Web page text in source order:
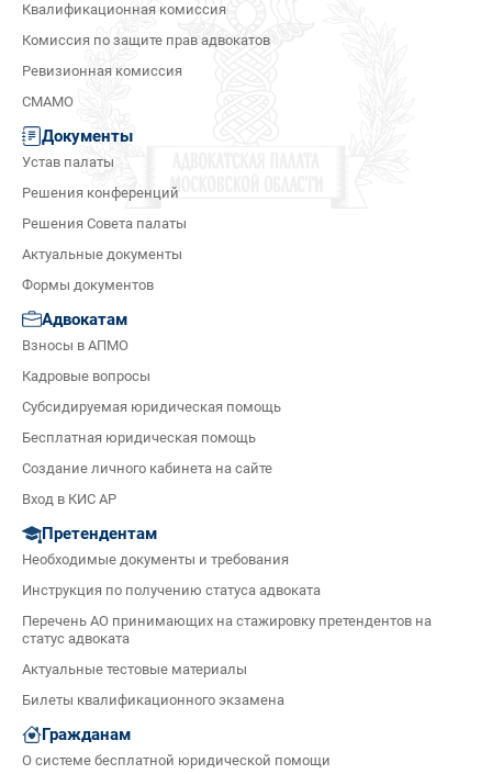
Квалификационная комиссия
Комиссия по защите прав адвокатов
Ревизионная комиссия
СМАМО
Документы
Устав палаты
Решения конференций
Решения Совета палаты
Актуальные документы
Формы документов
Адвокатам
Взносы в АПМО
Кадровые вопросы
Субсидируемая юридическая помощь
Бесплатная юридическая помощь
Создание личного кабинета на сайте
Вход в КИС АР
Претендентам
Необходимые документы и требования
Инструкция по получению статуса адвоката
Перечень АО принимающих на стажировку претендентов на
статус адвоката
Актуальные тестовые материалы
Билеты квалификационного экзамена
Гражданам
О системе бесплатной юридической помощи